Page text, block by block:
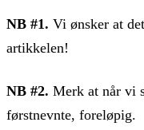
NB #1. Vi ønsker at
artikkelen!
NB #2. Merk at når vi
førstnevnte, foreløpig.